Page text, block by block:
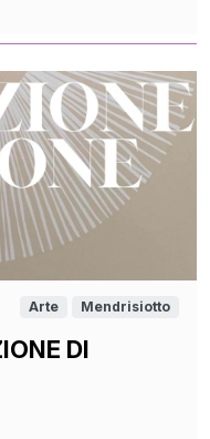
Arte Mendrisiotto
DI